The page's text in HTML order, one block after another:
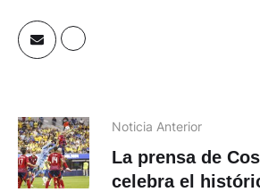
Noticia Anterior
La prensa de
celebra el